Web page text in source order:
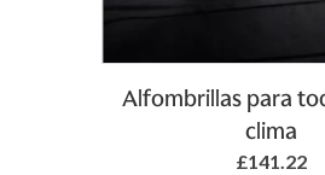
Add to
Alfombrillas para
clima
£141.22